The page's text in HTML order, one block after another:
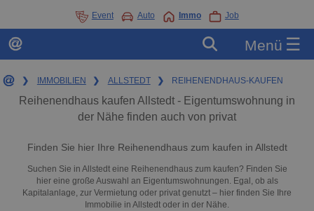
Event Auto Immo Job
Menü ☰
❯ IMMOBILIEN ❯ ALLSTEDT ❯ REIHENENDHAUS-KAUFEN
Reihenendhaus kaufen Allstedt - Eigentumswohnung in
der Nähe finden auch von privat
Finden Sie hier Ihre Reihenendhaus zum kaufen in Allstedt
Suchen Sie in Allstedt eine Reihenendhaus zum kaufen? Finden Sie
hier eine große Auswahl an Eigentumswohnungen. Egal, ob als
Kapitalanlage, zur Vermietung oder privat genutzt – hier finden Sie Ihre
Immobilie in Allstedt oder in der Nähe.